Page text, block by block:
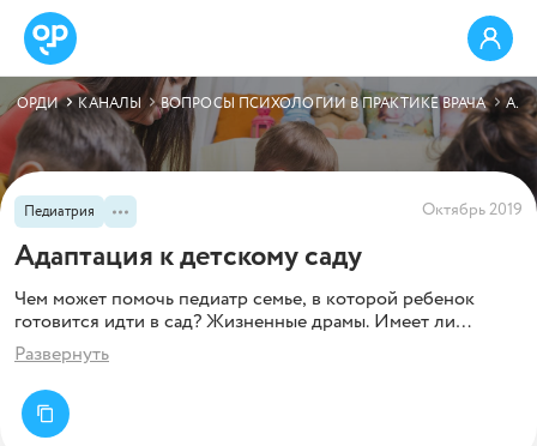
ОРДИ КАНАЛЫ ВОПРОСЫ ПСИХОЛОГИИ В ПРАКТИКЕ ВРАЧА АДАПТАЦИЯ К ДЕТСКОМУ САДУ
Педиатрия Октябрь 2019
Адаптация к детскому саду
Чем может помочь педиатр семье, в которой ребенок
готовится идти в сад? Жизненные драмы. Имеет ли
значение то, как встретились с детским садом родители?
Практические советы, методики и простые шаги
для мягкой адаптации к детскому саду.
Развернуть